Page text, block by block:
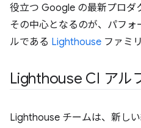
役立つ Google の最新プロダ
その中心となるのが、パフォ
ルである Lighthouse ファミ
Lighthouse CI アル
Lighthouse チームは、新し